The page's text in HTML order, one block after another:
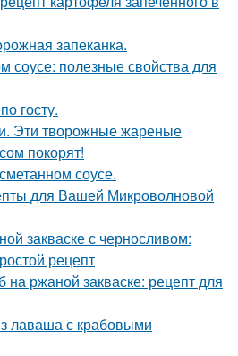
запеканка.
соусе: полезные свойства для
госту.
Эти творожные жареные
покорят!
соусе.
для Вашей Микроволновой
закваске с черносливом:
рецепт
на ржаной закваске: рецепт для
лаваша с крабовыми